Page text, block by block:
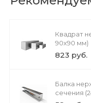
Квадрат
90x90 мм)
823 руб.
Балка
сечения